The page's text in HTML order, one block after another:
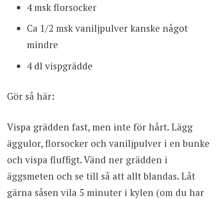
4 msk florsocker
Ca 1/2 msk vaniljpulver kanske något
mindre
4 dl vispgrädde
Gör så här:
Vispa grädden fast, men inte för hårt. Lägg
äggulor, florsocker och vaniljpulver i en bunke
och vispa fluffigt. Vänd ner grädden i
äggsmeten och se till så att allt blandas. Låt
gärna såsen vila 5 minuter i kylen (om du har